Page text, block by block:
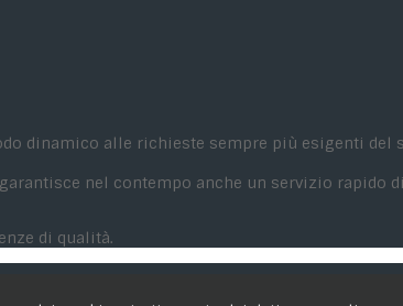
dinamico alle richieste sempre più esigenti del
nel contempo anche un servizio rapido
di qualità.